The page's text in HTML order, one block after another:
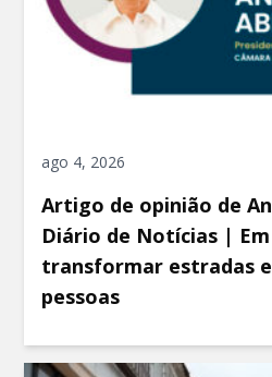
ago 4, 2026
Artigo de opinião de
Diário de Notícias |
transformar estradas
pessoas